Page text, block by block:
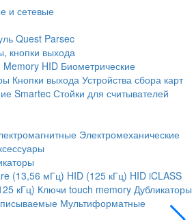
и сетевые
Quest Parsec
кнопки выхода
Memory HID Биометрические
Кнопки выхода Устройства сбора карт
Smartec Стойки для считывателей
Электромеханические
(13,56 мГц) HID (125 кГц) HID iCLASS
кГц) Ключи touch memory Дубликаторы
Мультиформатные